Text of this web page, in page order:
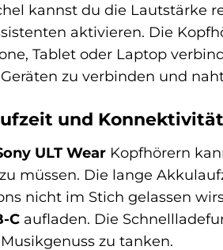
kannst du die Lautstärke
aktivieren. Die
Tablet oder Laptop
zu verbinden und
und
ULT Wear Kopfhörern
müssen. Die lange
nicht im Stich gelassen
C aufladen. Die
zu tanken.